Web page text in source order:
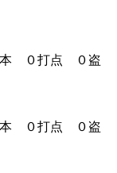
打点 ０盗
打点 ０盗